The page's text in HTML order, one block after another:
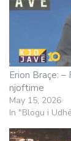
Erion Braçe:
njoftime
May 15, 2026
In "Blogu i